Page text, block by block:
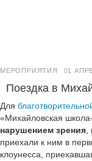
МЕРОПРИЯТИЯ 01
Поездка в
Для
«Михайловская
нарушением зрения
приехали к ним в
клоунесса,